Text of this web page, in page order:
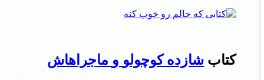
کتاب شازده کوچولو و ماجراهاش